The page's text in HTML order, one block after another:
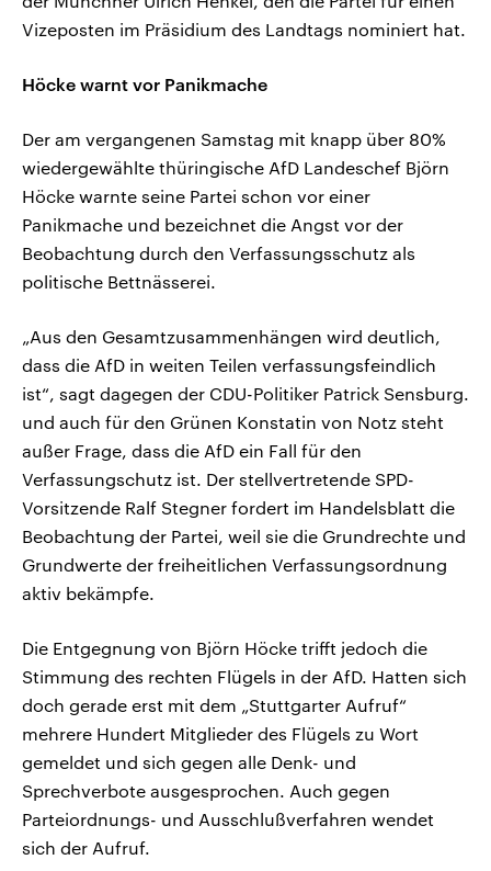
Vizeposten im Präsidium des Landtags nominiert hat.
Höcke warnt vor Panikmache
Der am vergangenen Samstag mit knapp über 80%
wiedergewählte thüringische AfD Landeschef Björn
Höcke warnte seine Partei schon vor einer
Panikmache und bezeichnet die Angst vor der
Beobachtung durch den Verfassungsschutz als
politische Bettnässerei.
„Aus den Gesamtzusammenhängen wird deutlich,
dass die AfD in weiten Teilen verfassungsfeindlich
ist“, sagt dagegen der CDU-Politiker Patrick Sensburg.
und auch für den Grünen Konstatin von Notz steht
außer Frage, dass die AfD ein Fall für den
Verfassungschutz ist. Der stellvertretende SPD-
Vorsitzende Ralf Stegner fordert im Handelsblatt die
Beobachtung der Partei, weil sie die Grundrechte und
Grundwerte der freiheitlichen Verfassungsordnung
aktiv bekämpfe.
Die Entgegnung von Björn Höcke trifft jedoch die
Stimmung des rechten Flügels in der AfD. Hatten sich
doch gerade erst mit dem „Stuttgarter Aufruf“
mehrere Hundert Mitglieder des Flügels zu Wort
gemeldet und sich gegen alle Denk- und
Sprechverbote ausgesprochen. Auch gegen
Parteiordnungs- und Ausschlußverfahren wendet
sich der Aufruf.